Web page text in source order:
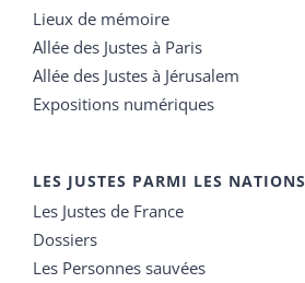
Lieux de mémoire
Allée des Justes à Paris
Allée des Justes à Jérusalem
Expositions numériques
LES JUSTES PARMI LES NATIONS
Les Justes de France
Dossiers
Les Personnes sauvées